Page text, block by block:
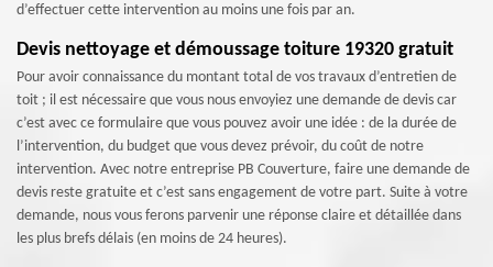
d’effectuer cette intervention au moins une fois par an.
Devis nettoyage et démoussage toiture 19320 gratuit
Pour avoir connaissance du montant total de vos travaux d’entretien de
toit ; il est nécessaire que vous nous envoyiez une demande de devis car
c’est avec ce formulaire que vous pouvez avoir une idée : de la durée de
l’intervention, du budget que vous devez prévoir, du coût de notre
intervention. Avec notre entreprise PB Couverture, faire une demande de
devis reste gratuite et c’est sans engagement de votre part. Suite à votre
demande, nous vous ferons parvenir une réponse claire et détaillée dans
les plus brefs délais (en moins de 24 heures).